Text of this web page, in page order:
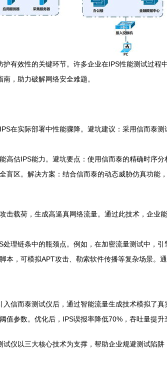
有效性的关键环节。许多企业在IPS性能测试过
，助力破解网络安全难题。
在实际部署中性能骤降。避坑建议：采用信而泰
估IPS能力。避坑要点：使用信而泰的精确时序分
区。解决方案：结合信而泰的动态威胁仿真功能
载荷，生成高逼真网络流量。通过此技术，企业
理链条中的瓶颈点。例如，在加密流量测试中，
，可模拟APT攻击、勒索软件传播等复杂场景。
信而泰测试仪后，通过智能流量生成技术模拟了
参数。优化后，IPS误报率降低70%，吞吐量提升
仪以三大核心技术为支撑，帮助企业规避测试陷